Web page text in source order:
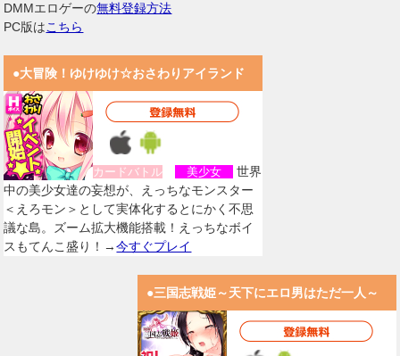
DMMエロゲーの無料登録方法
PC版はこちら
●大冒険！ゆけゆけ☆おさわりアイランド
カードバトル 美少女
世界
中の美少女達の妄想が、えっちなモンスター
＜えろモン＞として実体化するとにかく不思
議な島。ズーム拡大機能搭載！えっちなボイ
スもてんこ盛り！→今すぐプレイ
●三国志戦姫～天下にエロ男はただ一人～